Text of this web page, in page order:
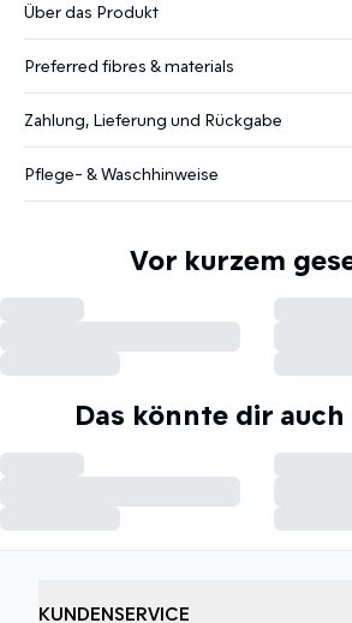
Über das Produkt
Preferred fibres & materials
Zahlung, Lieferung und Rückgabe
Pflege- & Waschhinweise
Vor kurzem
Das könnte dir
KUNDENSERVICE